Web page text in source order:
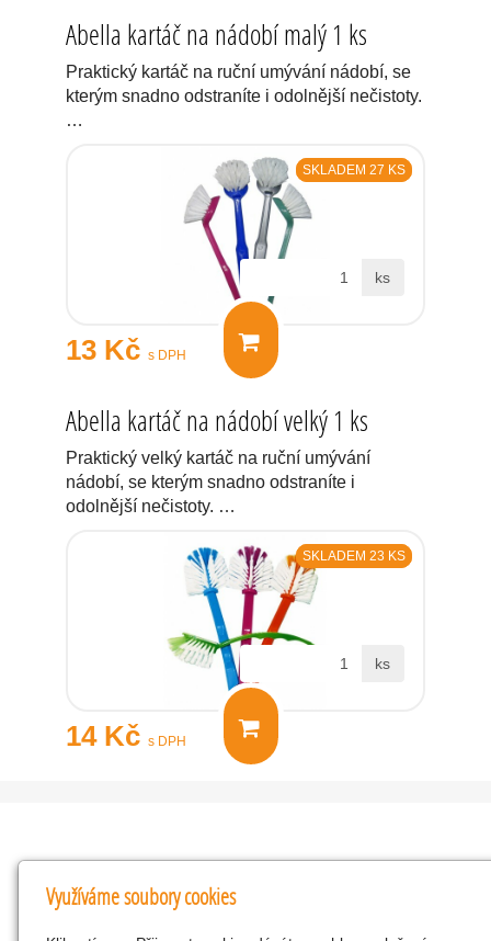
Abella kartáč na nádobí malý 1 ks
Praktický kartáč na ruční umývání nádobí, se
kterým snadno odstraníte i odolnější nečistoty.
…
SKLADEM 27 KS
13 Kč s DPH
ks
Abella kartáč na nádobí velký 1 ks
Praktický velký kartáč na ruční umývání
nádobí, se kterým snadno odstraníte i
odolnější nečistoty. …
SKLADEM 23 KS
14 Kč s DPH
ks
Kontakty
KNK obchodní společnost s r.o.
Využíváme soubory cookies